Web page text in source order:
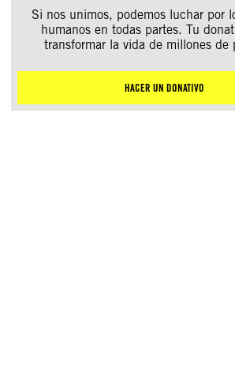
Si nos unimos, podemos luchar por
humanos en todas partes. Tu
transformar la vida de millones de
HACER UN DONATIVO